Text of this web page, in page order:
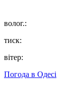
волог.:
тиск:
вітер:
Погода в Одесі